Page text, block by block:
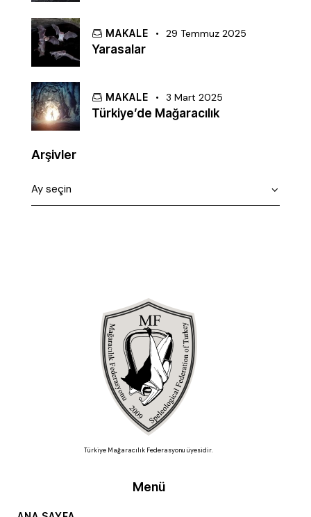
MAKALE 29 Temmuz 2025
Yarasalar
MAKALE 3 Mart 2025
Türkiye’de Mağaracılık
Arşivler
Türkiye Mağaracılık Federasyonu üyesidir.
Menü